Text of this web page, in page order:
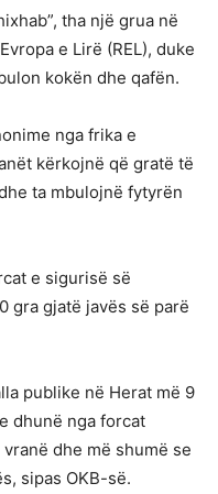
tha një grua në
e Lirë (REL), duke
kokën dhe qafën.
nga frika e
kërkojnë që gratë të
ta mbulojnë fytyrën
e sigurisë së
gra gjatë javës së parë
publike në Herat më 9
dhunë nga forcat
dhe më shumë se
sipas OKB-së.